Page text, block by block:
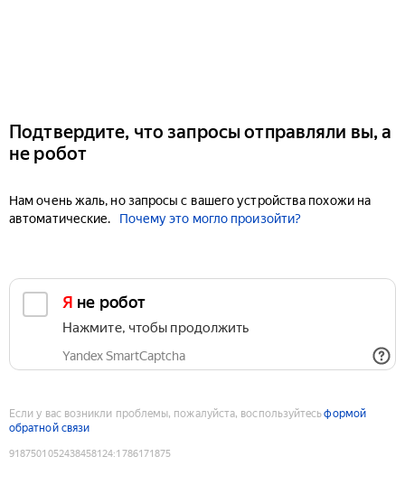
Подтвердите, что запросы отправляли вы, а
не робот
Нам очень жаль, но запросы с вашего устройства похожи на
автоматические.
Почему это могло произойти?
Я не робот
Нажмите, чтобы продолжить
Yandex SmartCaptcha
Если у вас возникли проблемы, пожалуйста, воспользуйтесьформой
обратной связи
9187501052438458124:1786171875